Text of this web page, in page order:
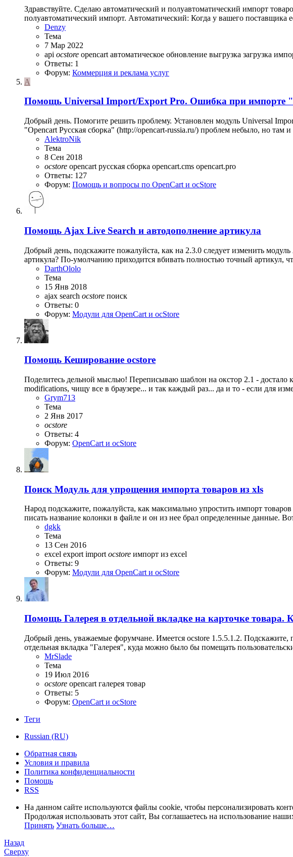
Здравствуйте. Сделаю автоматический и полуавтоматический импорт
полуавтоматический импорт. Автоматический: Когда у вашего
Denzy
Тема
7 Мар 2022
api ocstore opencart автоматическое обновление выгрузка загрузка
Ответы: 1
Форум: Коммерция и реклама услуг
A
Помощь Universal Import/Export Pro. Ошибка при импорте
Добрый день. Помогите решить проблему. Установлен модуль Universal
"Opencart Русская сборка" (http://opencart-russia.ru/) проблем небыло, но там
AlektroNik
Тема
8 Сен 2018
ocstore opencart русская сборка opencart.cms opencart.pro
Ответы: 127
Форум: Помощь и вопросы по OpenCart и ocStore
Помощь Ajax Live Search и автодополнение артикула
Добрый день, подскажите пожалуйста, как на 2.3.0 следует изменить
артикула? По-умолчанию приходится вбивать полностью точный артикул,
DarthOlolo
Тема
15 Янв 2018
ajax search ocstore поиск
Ответы: 0
Форум: Модули для OpenCart и ocStore
Помощь Кеширование ocstore
Поделитесь дельной мыслью! Переписываю шаблон на окстор 2.1 -
modifications, чищу все в браузере... и так каждый раз... да и то - если для
Grym713
Тема
2 Янв 2017
ocstore
Ответы: 4
Форум: OpenCart и ocStore
Поиск Модуль для упрощения импорта товаров из xls
Народ подскажите, пожалуйста, как максимально упростить импорт
писать название колонки в файле и он из нее брал определенные данные.
dgkk
Тема
13 Сен 2016
excel export import ocstore импорт из excel
Ответы: 9
Форум: Модули для OpenCart и ocStore
Помощь Галерея в отдельной вкладке на карточке товара.
Добрый день, уважаемые форумчане. Имеется ocstore 1.5.5.1.2. Подскажите,
отдельная вкладка "Галерея", куда можно было бы помещать
MrSlade
Тема
19 Июл 2016
ocstore opencart галерея товар
Ответы: 5
Форум: OpenCart и ocStore
Теги
Russian (RU)
Обратная связь
Условия и правила
Политика конфиденциальности
Помощь
RSS
На данном сайте используются файлы cookie, чтобы персонализировать
Продолжая использовать этот сайт, Вы соглашаетесь на использование
Принять Узнать больше…
Назад
Сверху